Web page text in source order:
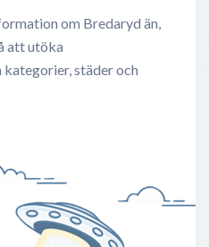
om Bredaryd än,
att utöka
städer och